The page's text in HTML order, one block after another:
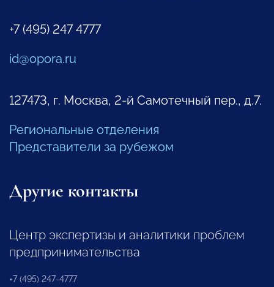
+7 (495) 247 4777
id@opora.ru
127473, г. Москва, 2-й Самотечный пер., д.7.
Региональные отделения
Представители за рубежом
Другие контакты
Центр экспертизы и аналитики проблем
предпринимательства
+7 (495) 247-4777